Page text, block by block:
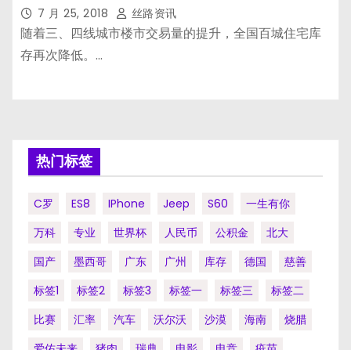
7 月 25, 2018 丝路资讯
随着三、四线城市楼市交易量的提升，全国百城住宅库
存再次降低。…
热门标签
C罗 ES8 IPhone Jeep S60
一生有你
万科
专业 世界杯 人民币 公积金
北大
国产
墨西哥 广东 广州 库存 德国
慈善
标签1
标签2 标签3 标签一 标签三
标签二
比赛
汇率 汽车 沃尔沃 沙漠 海南
烧腊